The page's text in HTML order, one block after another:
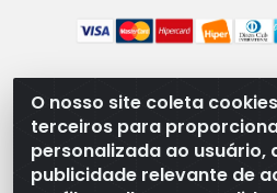
O nosso site coleta
terceiros para
personalizada ao usuário,
publicidade relevante de
Medeiros Distribuidora -
Ramal, Bacabal/MA - CEP
08.474.030/